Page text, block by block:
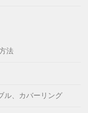
法
ル、カバーリング